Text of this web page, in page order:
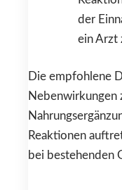
der
ein Arzt
Die empfohlene
Nebenwirkungen
Reaktionen
bei bestehenden